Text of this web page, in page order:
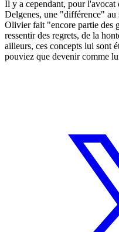
Il y a cependant, pour
Delgenes, une "différence"
Olivier fait "encore partie des
ressentir des regrets, de la
ailleurs, ces concepts lui sont
pouviez que devenir comme